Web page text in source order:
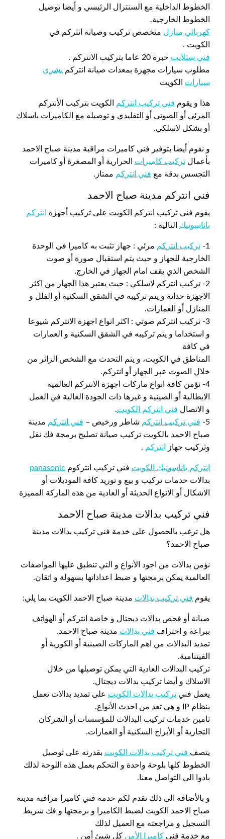
الخطوط الداخلية مع السنترال الرئيسي و أيضا توصيل
الخطوط الخارجية.
كهربائي منازل متخصص تركيب وصيانة انتركم في
الكويت .
فني ستلايت خبرة 20 عاما بتركيب الانتركم .
مطلوب سيارات مجهزة بمعدات صيانة انتركم نشري
سيارات الكويت
هذا و يقوم فني تركيب انتركم
الكويت بتركيب الأنتركم
المرئي أو الصوتي أو التقليدي و توصيله مع الكاميرات باسلاك
أو بشكل لاسلكي.
و نقوم أيضا بتوفير فني كاميرات مراقبة مدينة صباح الاحمد
بأعمال تركيب كاميرات الحرارية أو المصغرة أو كاميرات
التجسس بدقة مع فني انتركم ممتاز.
فني انتركم مدينة صباح الاحمد
يقوم فني تركيب انتركم الكويت على تركيب أجهزة
انتركم
باناسونيك التالية :
1- تركيب انتركم مرئي : جهاز تثبت به كاميرا في الوحدة
الخارجية للجهاز و حيث يتم استقبال صورة أو صوت
الشخص الذي يقف امام الجهاز في الخارج.
2- تركيب انتركم لاسلكي : حيث يعتبر هذا الجهاز من اكثر
الاجهزة حداثة و يتم تركيبه في الشقق السكنية أو الفلل و
المنازل أو العمارات.
3- تركيب انتركم صوتي : اكثر انواع اجهزة الانتركم شيوعا
و استخداما و يتم تركيبه في الشقق السكنية و العمارات
في كافة
المناطق في الكويت، و يتم التحدث مع الشخص الزائر من
خلال الصوت عبر الجهاز أو انتركم.
4- نؤمن كافة انواع ماركات اجهزة الانتركم العالمية
الايطالية أو الصينية و غيرها ذات الجودة العالية في العمل
و الاتصال فني انتركم الكويت.
5-
فني تركيب انتركم شاطر ورخيص – فني انتركم مدينة
صباح الاحمد بالكويت تركيب صيانة تصليح برمجة فك نقل
وتركيب جهاز
انتركم .
انتركم باناسونيك الكويت فني تركيب انتركوم panasonic
بدالات خدمات تركيب و بيع و توريد كافة الموديلات أو
الاشكال أو الانواع الحديثة أو العادية من هذه الماركة المميزة
فني تركيب بدالات مدينة صباح الاحمد
هل ترغب بالحصول على خدمة فني تركيب بدالات مدينة
صباح الاحمد؟
نؤمن بدالات من اجود الأنواع و التي تنطبق عليها المواصفات
العالمية يمكن برمجتها و ضبط اعداداتها بسهولة و اتقان.
يقوم فني تركيب بدالات مدينة صباح الاحمد الكويت بما يلي:
صيانة أو فحص بدالات ديجتال و خاصة انتركم أو الهواتف
ببراعة و احتراف فني بدالات مدينة صباح الاحمد.
تمديد البدالات من اهم الماركات الصينية أو الكورية أو
الفيتنامية.
تركيب البدالات العادية التي يمكن توصيلها من خلال
الاسلاك و أيضا تركيب بدالات ديجتال.
يعمل فني تركيب بدالات الكويت على تمديد بدالات تعمل
بنظام IP و هي تعد من احدث الأنواع.
تامين خدمات تركيب البدالات للمؤسسات أو الشركان
التجارية أو الأبراج السكنية أو العمارات.
يتصف فني تركيب بدالات الكويت بقدرته على توصيل
الخطوط كلها بلوحة واحدة و التحكم بعمل هذه اللوحة لذلك
بادوا الى التواصل معنا.
و بالأضافة الى ذلك نقدم لكم خدمة فني كاميرا مراقبة مدينة
صباح الاحمد الكويت لضبط الكاميرا و برمجتها و فك شريط
التسجيل و مراجعته مع العميل لذلك
مع خدمة فني كاميرا الأمن كل شيئ أمن .